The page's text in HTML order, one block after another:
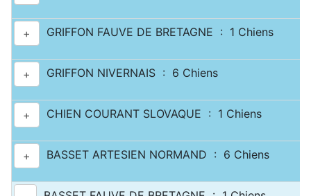
+ GRIFFON FAUVE DE BRETAGNE : 1 Chiens
+ GRIFFON NIVERNAIS : 6 Chiens
+ CHIEN COURANT SLOVAQUE : 1 Chiens
+ BASSET ARTESIEN NORMAND : 6 Chiens